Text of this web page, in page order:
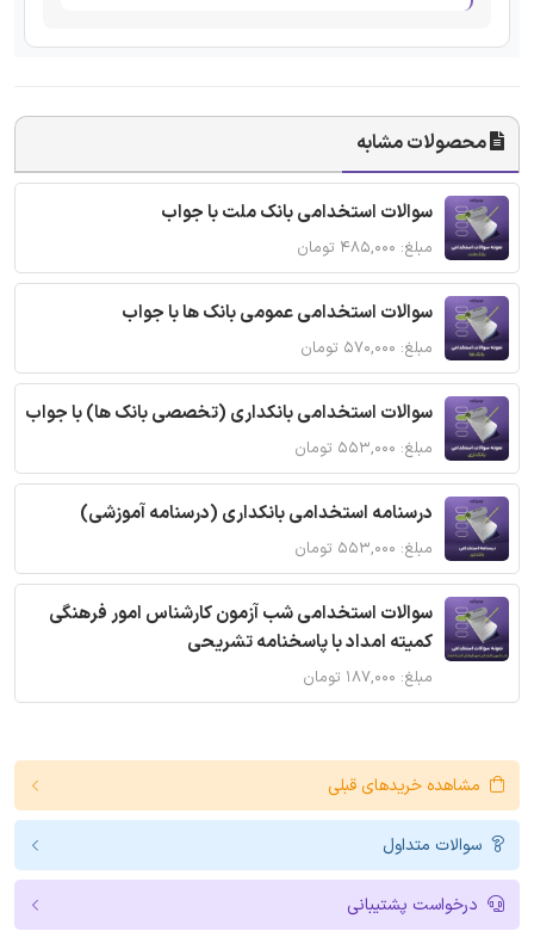
محصولات مشابه
سوالات استخدامی بانک ملت با جواب
مبلغ: ۴۸۵,۰۰۰ تومان
سوالات استخدامی عمومی بانک ها با جواب
مبلغ: ۵۷۰,۰۰۰ تومان
سوالات استخدامی بانکداری (تخصصی بانک ها) با جواب
مبلغ: ۵۵۳,۰۰۰ تومان
درسنامه استخدامی بانکداری (درسنامه آموزشی)
مبلغ: ۵۵۳,۰۰۰ تومان
سوالات استخدامی شب آزمون کارشناس امور فرهنگی
کمیته امداد با پاسخنامه تشریحی
مبلغ: ۱۸۷,۰۰۰ تومان
مشاهده خریدهای قبلی
سوالات متداول
درخواست پشتیبانی